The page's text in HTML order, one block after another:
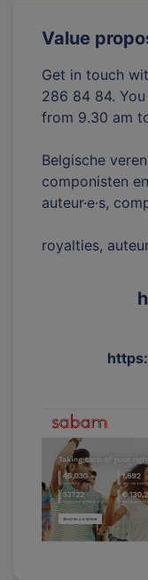
Value
Get in touch
286 84 84.
from 9.30 am
Belgische
componisten
auteur·e·s,
royalties,